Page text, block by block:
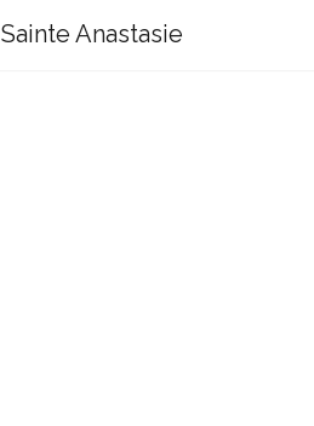
Sainte Anastasie